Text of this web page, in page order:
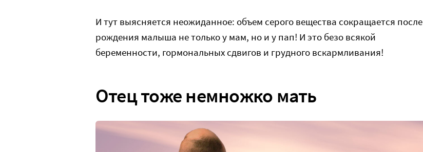
И тут выясняется неожиданное: объем серого вещества сокращается после
рождения малыша не только у мам, но и у пап! И это безо всякой
беременности, гормональных сдвигов и грудного вскармливания!
Отец тоже немножко мать